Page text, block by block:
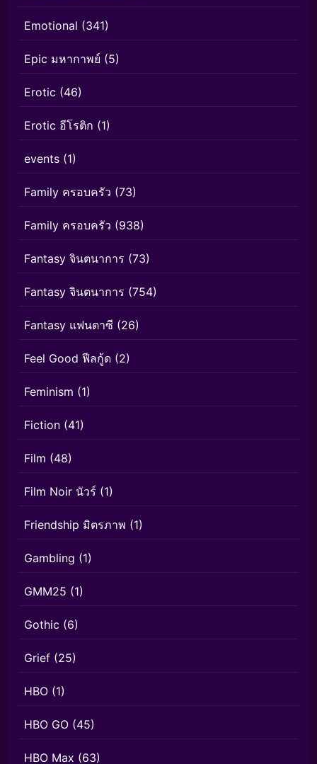
Emotional (341)
Epic มหากาพย์ (5)
Erotic (46)
Erotic อีโรติก (1)
events (1)
Family ครอบครัว (73)
Family ครอบครัว (938)
Fantasy จินตนาการ (73)
Fantasy จินตนาการ (754)
Fantasy แฟนตาซี (26)
Feel Good ฟีลกู้ด (2)
Feminism (1)
Fiction (41)
Film (48)
Film Noir นัวร์ (1)
Friendship มิตรภาพ (1)
Gambling (1)
GMM25 (1)
Gothic (6)
Grief (25)
HBO (1)
HBO GO (45)
HBO Max (63)